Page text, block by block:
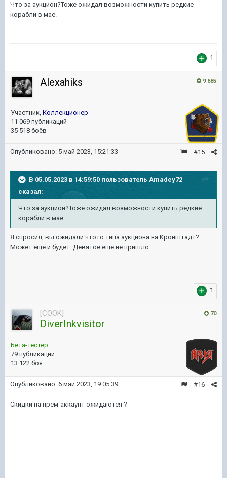
Что за аукцион?Тоже ожидал возможности купить редкие
корабли в мае.
1
9 685
Alexahiks
Участник, Коллекционер
11 069 публикаций
35 518 боёв
#15
Опубликовано: 5 май 2023, 15:21:33
В 05.05.2023 в 14:59:50 пользователь Amadey72
сказал:
Что за аукцион?Тоже ожидал возможности купить редкие
корабли в мае.
Я спросил, вы ожидали чтото типа аукциона на Кронштадт?
Может ещё и будет. Девятое ещё не пришло
1
70
[COOK]
DiverInkvisitor
Бета-тестер
79 публикаций
13 122 боя
#16
Опубликовано: 6 май 2023, 19:05:39
Скидки на прем-аккаунт ожидаются ?